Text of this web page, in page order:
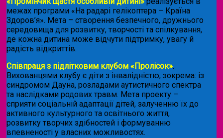
межах програми «На радарі гелікоптера – Країна
Здоров’я». Мета – створення безпечного, дружнього
середовища для розвитку, творчості та спілкування,
де кожна дитина може відчути підтримку, увагу й
радість відкриттів.
Співпраця з підлітковим клубом «Пролісок».
Вихованцями клубу є діти з інвалідністю, зокрема: із
синдромом Дауна, розладами аутистичного спектра
та наслідками родових травм. Мета проекту –
сприяти соціальній адаптації дітей, залученню їх до
активного культурного та освітнього життя,
розвитку творчих здібностей і формуванню
впевненості у власних можливостях.